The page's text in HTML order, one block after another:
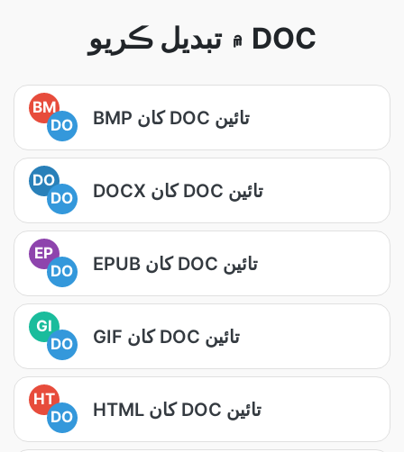
۾ تبديل ڪريو DOC
BM
DO
BMP کان DOC تائين
DO
DO
DOCX کان DOC تائين
EP
DO
EPUB کان DOC تائين
GI
DO
GIF کان DOC تائين
HT
DO
HTML کان DOC تائين